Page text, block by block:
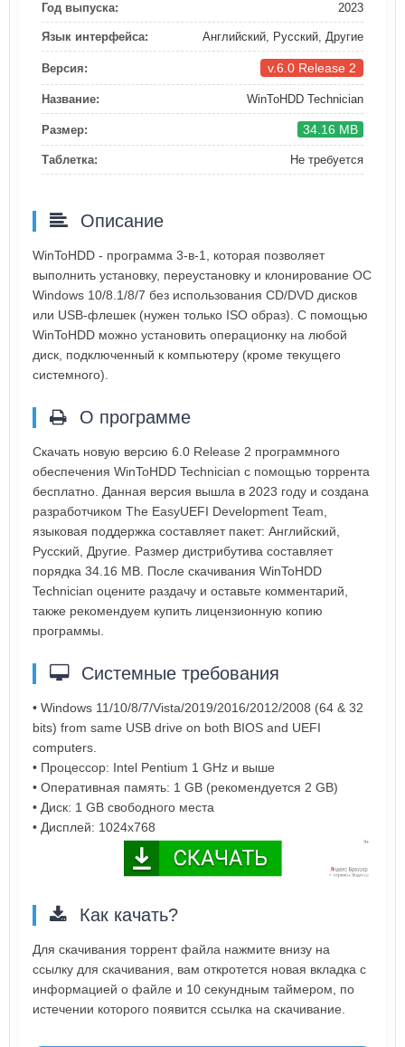
Год выпуска: 2023
Язык интерфейса: Английский, Русский, Другие
Версия: v.6.0 Release 2
Название: WinToHDD Technician
Размер: 34.16 MB
Таблетка: Не требуется
Описание
WinToHDD - программа 3-в-1, которая позволяет
выполнить установку, переустановку и клонирование ОС
Windows 10/8.1/8/7 без использования CD/DVD дисков
или USB-флешек (нужен только ISO образ). С помощью
WinToHDD можно установить операционку на любой
диск, подключенный к компьютеру (кроме текущего
системного).
О программе
Скачать новую версию 6.0 Release 2 программного
обеспечения WinToHDD Technician с помощью торрента
бесплатно. Данная версия вышла в 2023 году и создана
разработчиком The EasyUEFI Development Team,
языковая поддержка составляет пакет: Английский,
Русский, Другие. Размер дистрибутива составляет
порядка 34.16 MB. После скачивания WinToHDD
Technician оцените раздачу и оставьте комментарий,
также рекомендуем купить лицензионную копию
программы.
Системные требования
• Windows 11/10/8/7/Vista/2019/2016/2012/2008 (64 & 32
bits) from same USB drive on both BIOS and UEFI
computers.
• Процессор: Intel Pentium 1 GHz и выше
• Оперативная память: 1 GB (рекомендуется 2 GB)
• Диск: 1 GB свободного места
• Дисплей: 1024x768
Как качать?
Для скачивания торрент файла нажмите внизу на
ссылку для скачивания, вам откротется новая вкладка с
информацией о файле и 10 секундным таймером, по
истечении которого появится ссылка на скачивание.